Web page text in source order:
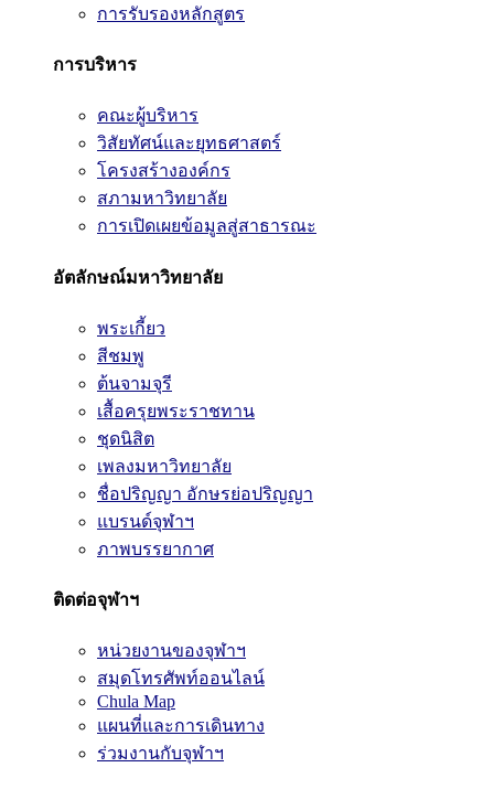
การรับรองหลักสูตร
การบริหาร
คณะผู้บริหาร
วิสัยทัศน์และยุทธศาสตร์
โครงสร้างองค์กร
สภามหาวิทยาลัย
การเปิดเผยข้อมูลสู่สาธารณะ
อัตลักษณ์มหาวิทยาลัย
พระเกี้ยว
สีชมพู
ต้นจามจุรี
เสื้อครุยพระราชทาน
ชุดนิสิต
เพลงมหาวิทยาลัย
ชื่อปริญญา อักษรย่อปริญญา
แบรนด์จุฬาฯ
ภาพบรรยากาศ
ติดต่อจุฬาฯ
หน่วยงานของจุฬาฯ
สมุดโทรศัพท์ออนไลน์
Chula Map
แผนที่และการเดินทาง
ร่วมงานกับจุฬาฯ